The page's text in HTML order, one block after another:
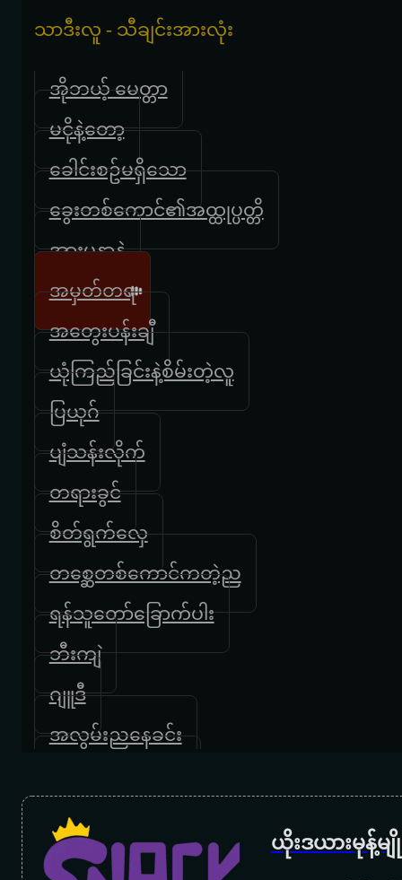
သာဒီးလူ - သီချင်းအားလုံး
အိုဘယ့် မေတ္တာ
မငိုနဲ့တော့
ခေါင်းစဥ်မရှိသော
ခွေးတစ်ကောင်၏အထ္ထုပ္ပတ္တိ
အားမနာနဲ့
အမှတ်တရ
အတွေးပန်းချီ
ယုံကြည်ခြင်းနဲ့စိမ်းတဲ့လူ
ပြယုဂ်
ပျံသန်းလိုက်
တရားခွင်
စိတ်ရွက်လှေ
တစ္ဆေတစ်ကောင်ကတဲ့ည
ရန်သူတော်ခြောက်ပါး
ဘီးကျဲ
ဂျူဒီ
အလွမ်းညနေခင်း
လိုသလိုသုံး
ပြည့်တန်ဆာ
ယိုးဒယားမုန့်